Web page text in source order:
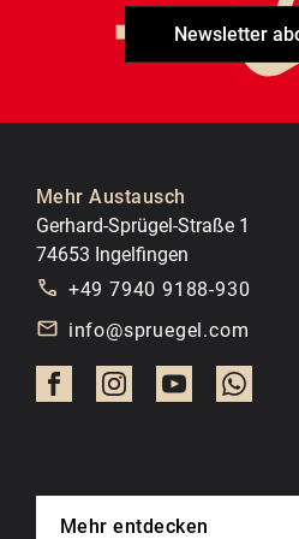
Newsletter
Mehr Austausch
Gerhard-Sprügel-Straße 1
74653 Ingelfingen
+49 7940 9188-930
info@spruegel.com
Mehr entdecken